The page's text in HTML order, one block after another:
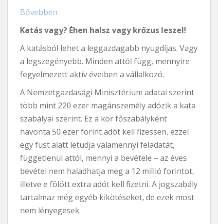
Bővebben
Katás vagy? Éhen halsz vagy krőzus leszel!
A katásból lehet a leggazdagabb nyugdíjas. Vagy
a legszegényebb. Minden attól függ, mennyire
fegyelmezett aktív éveiben a vállalkozó.
A Nemzetgazdasági Minisztérium adatai szerint
több mint 220 ezer magánszemély adózik a kata
szabályai szerint. Ez a kör főszabályként
havonta 50 ezer forint adót kell fizessen, ezzel
egy füst alatt letudja valamennyi feladatát,
függetlenül attól, mennyi a bevétele – az éves
bevétel nem haladhatja meg a 12 millió forintot,
illetve e fölött extra adót kell fizetni. A jogszabály
tartalmaz még egyéb kikötéseket, de ezek most
nem lényegesek.